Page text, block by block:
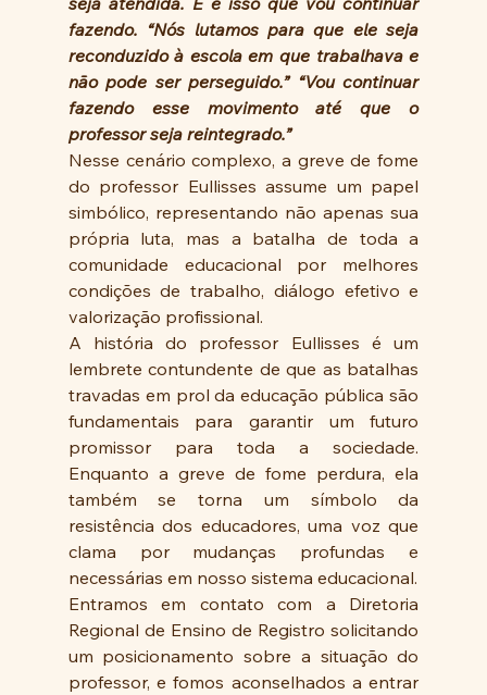
fazendo. “Nós lutamos para que ele seja
reconduzido à escola em que trabalhava e
não pode ser perseguido.” “Vou continuar
fazendo esse movimento até que o
professor seja reintegrado.”
Nesse cenário complexo, a greve de fome
do professor Eullisses assume um papel
simbólico, representando não apenas sua
própria luta, mas a batalha de toda a
comunidade educacional por melhores
condições de trabalho, diálogo efetivo e
valorização profissional.
A história do professor Eullisses é um
lembrete contundente de que as batalhas
travadas em prol da educação pública são
fundamentais para garantir um futuro
promissor para toda a sociedade.
Enquanto a greve de fome perdura, ela
também se torna um símbolo da
resistência dos educadores, uma voz que
clama por mudanças profundas e
necessárias em nosso sistema educacional.
Entramos em contato com a Diretoria
Regional de Ensino de Registro solicitando
um posicionamento sobre a situação do
professor, e fomos aconselhados a entrar